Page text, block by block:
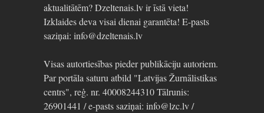
aktualitātēm? Dzeltenais.lv ir īstā vieta!
Izklaides deva visai dienai garantēta! E-pasts
saziņai: info@dzeltenais.lv
Visas autortiesības pieder publikāciju autoriem.
Par portāla saturu atbild "Latvijas Žurnālistikas
centrs", reģ. nr. 40008244310 Tālrunis:
26901441 / e-pasts saziņai: info@lzc.lv /